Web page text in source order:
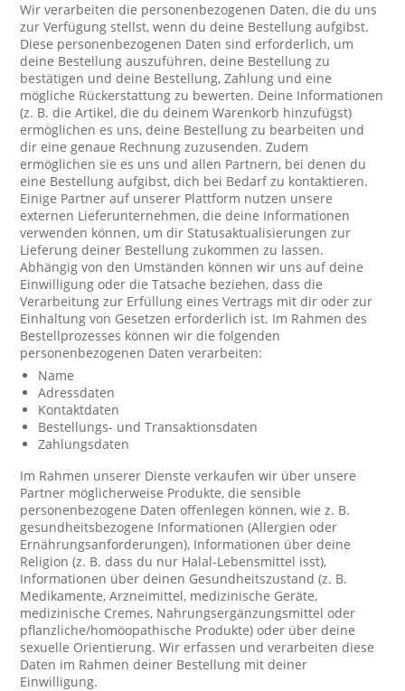
Wir verarbeiten die personenbezogenen Daten, die du uns
zur Verfügung stellst, wenn du deine Bestellung aufgibst.
Diese personenbezogenen Daten sind erforderlich, um
deine Bestellung auszuführen, deine Bestellung zu
bestätigen und deine Bestellung, Zahlung und eine
mögliche Rückerstattung zu bewerten. Deine Informationen
(z. B. die Artikel, die du deinem Warenkorb hinzufügst)
ermöglichen es uns, deine Bestellung zu bearbeiten und
dir eine genaue Rechnung zuzusenden. Zudem
ermöglichen sie es uns und allen Partnern, bei denen du
eine Bestellung aufgibst, dich bei Bedarf zu kontaktieren.
Einige Partner auf unserer Plattform nutzen unsere
externen Lieferunternehmen, die deine Informationen
verwenden können, um dir Statusaktualisierungen zur
Lieferung deiner Bestellung zukommen zu lassen.
Abhängig von den Umständen können wir uns auf deine
Einwilligung oder die Tatsache beziehen, dass die
Verarbeitung zur Erfüllung eines Vertrags mit dir oder zur
Einhaltung von Gesetzen erforderlich ist. Im Rahmen des
Bestellprozesses können wir die folgenden
personenbezogenen Daten verarbeiten:
Name
Adressdaten
Kontaktdaten
Bestellungs- und Transaktionsdaten
Zahlungsdaten
Im Rahmen unserer Dienste verkaufen wir über unsere
Partner möglicherweise Produkte, die sensible
personenbezogene Daten offenlegen können, wie z. B.
gesundheitsbezogene Informationen (Allergien oder
Ernährungsanforderungen), Informationen über deine
Religion (z. B. dass du nur Halal-Lebensmittel isst),
Informationen über deinen Gesundheitszustand (z. B.
Medikamente, Arzneimittel, medizinische Geräte,
medizinische Cremes, Nahrungsergänzungsmittel oder
pflanzliche/homöopathische Produkte) oder über deine
sexuelle Orientierung. Wir erfassen und verarbeiten diese
Daten im Rahmen deiner Bestellung mit deiner
Einwilligung.